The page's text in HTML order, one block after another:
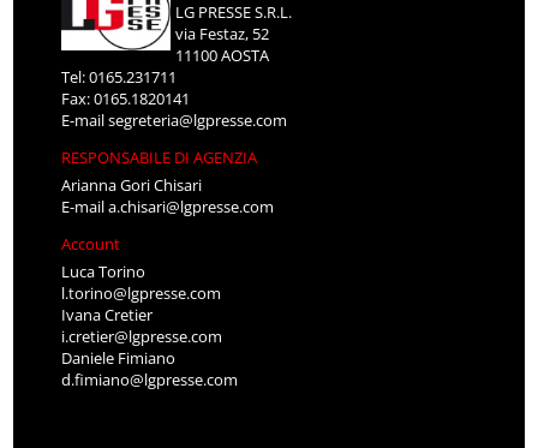
LG PRESSE S.R.L.
via Festaz, 52
11100 AOSTA
Tel: 0165.231711
Fax: 0165.1820141
E-mailsegreteria@lgpresse.com
RESPONSABILE DI AGENZIA
Arianna Gori Chisari
E-maila.chisari@lgpresse.com
Account
Luca Torino
l.torino@lgpresse.com
Ivana Cretier
i.cretier@lgpresse.com
Daniele Fimiano
d.fimiano@lgpresse.com